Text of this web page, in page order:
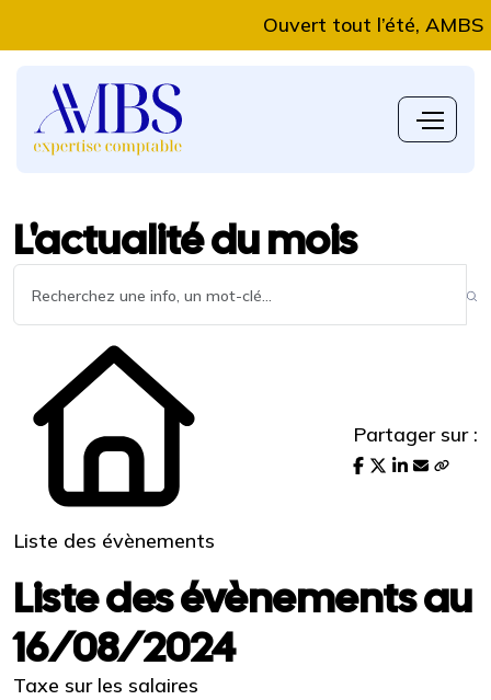
Ouvert tout l’été, AMBS
L'actualité du mois
Liste des évènements
Partager sur :
Liste des évènements au
16/08/2024
Taxe sur les salaires